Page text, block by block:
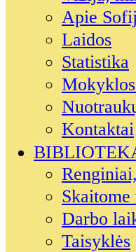
Apie
Laidos
Statistika
Kontaktai
Darbo
Taisyklės